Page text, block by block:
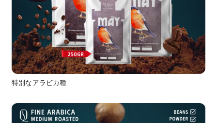
特別なアラビカ種